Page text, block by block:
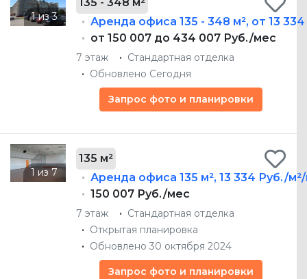
Аренда офиса 135 - 348 м², от 13
от 150 007 до 434 007 Руб./мес
7 этаж
Стандартная отделка
Обновлено Сегодня
Запрос фото и планировки
135 м²
Аренда офиса 135 м², 13 334 Руб./
150 007 Руб./мес
7 этаж
Стандартная отделка
Открытая планировка
Обновлено 30 октября 2024
Запрос фото и планировки